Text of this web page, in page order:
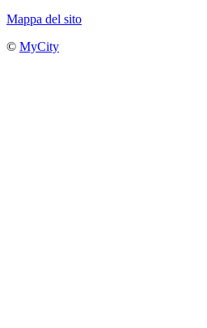
Mappa del sito
© MyCity